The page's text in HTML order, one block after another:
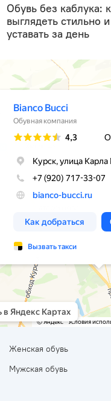
Обувь без каблука:
выглядеть стильно
уставать за день
Женская обувь
Мужская обувь